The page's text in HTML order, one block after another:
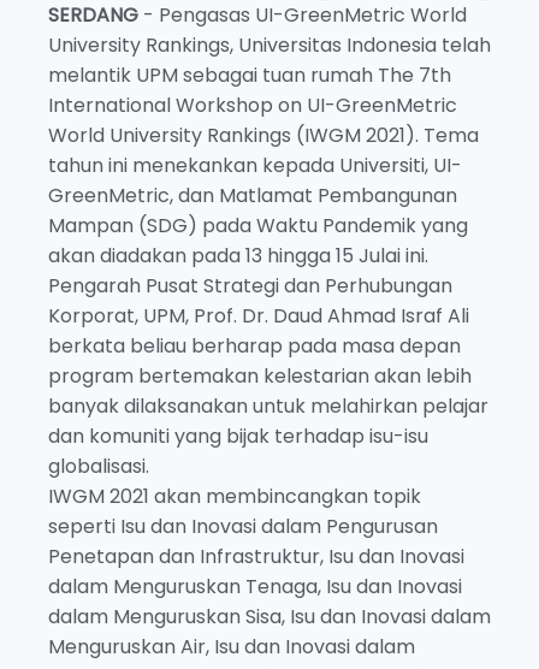
SERDANG - Pengasas UI-GreenMetric World
University Rankings, Universitas Indonesia telah
melantik UPM sebagai tuan rumah The 7th
International Workshop on UI-GreenMetric
World University Rankings (IWGM 2021). Tema
tahun ini menekankan kepada Universiti, UI-
GreenMetric, dan Matlamat Pembangunan
Mampan (SDG) pada Waktu Pandemik yang
akan diadakan pada 13 hingga 15 Julai ini.
Pengarah Pusat Strategi dan Perhubungan
Korporat, UPM, Prof. Dr. Daud Ahmad Israf Ali
berkata beliau berharap pada masa depan
program bertemakan kelestarian akan lebih
banyak dilaksanakan untuk melahirkan pelajar
dan komuniti yang bijak terhadap isu-isu
globalisasi.
IWGM 2021 akan membincangkan topik
seperti Isu dan Inovasi dalam Pengurusan
Penetapan dan Infrastruktur, Isu dan Inovasi
dalam Menguruskan Tenaga, Isu dan Inovasi
dalam Menguruskan Sisa, Isu dan Inovasi dalam
Menguruskan Air, Isu dan Inovasi dalam